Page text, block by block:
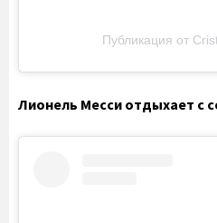
Публикация от
Лионель Месси отдыхает с